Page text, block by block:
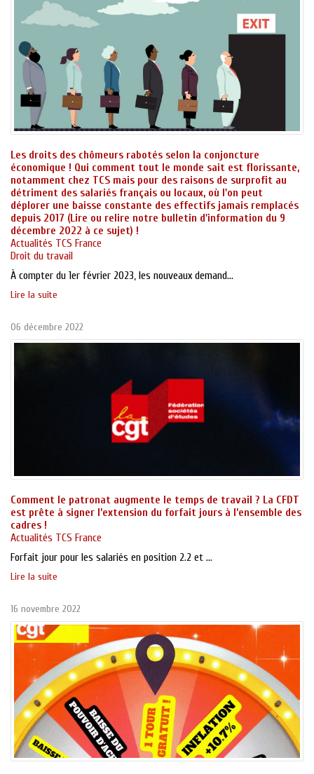
Les droits des chômeurs rabotés selon la conjoncture
économique ! Qui comment tout le monde sait est florissante,
notamment chez TCS mais pour des raisons de surprofit au
détriment des salariés français ou locaux, où l'on peut
déplorer une baisse constante des effectifs jamais remplacés
depuis 2017 (Lire ou relire notre bulletin d'information du 9
décembre 2022 à ce sujet) !
Actualités TCS France
Droit du travail
À compter du 1er février 2023, les nouveaux demand...
Lire la suite
06 décembre 2022
Comment le patronat augmente le temps de travail ? La CFDT
est prête à signer l’extension du forfait jours à l’ensemble des
cadres !
Actualités TCS France
Forfait jour pour les salariés en position 2.2 et ...
Lire la suite
16 novembre 2022